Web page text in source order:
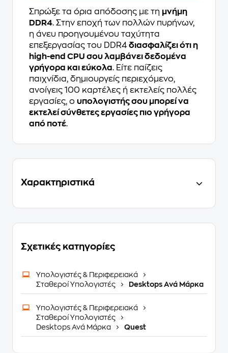
Σπρώξε τα όρια απόδοσης με τη μνήμη
DDR4. Στην εποχή των πολλών πυρήνων,
η άνευ προηγουμένου ταχύτητα
επεξεργασίας του DDR4διασφαλίζει ότι η
high-end CPU σου λαμβάνει δεδομένα
γρήγορα και εύκολα. Είτε παίζεις
παιχνίδια, δημιουργείς περιεχόμενο,
ανοίγεις 100 καρτέλες ή εκτελείς πολλές
εργασίες, ο υπολογιστής σου μπορεί να
εκτελεί σύνθετες εργασίες πιο γρήγορα
από ποτέ.
Χαρακτηριστικά
Σχετικές κατηγορίες
Υπολογιστές & Περιφερειακά
Σταθεροί Υπολογιστές
Desktops Ανά Μάρκα
Υπολογιστές & Περιφερειακά
Σταθεροί Υπολογιστές
Desktops Ανά Μάρκα
Quest